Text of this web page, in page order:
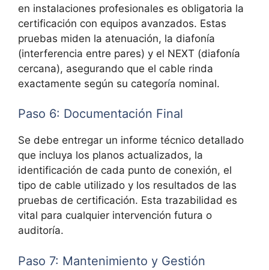
en instalaciones profesionales es obligatoria la
certificación con equipos avanzados. Estas
pruebas miden la atenuación, la diafonía
(interferencia entre pares) y el NEXT (diafonía
cercana), asegurando que el cable rinda
exactamente según su categoría nominal.
Paso 6: Documentación Final
Se debe entregar un informe técnico detallado
que incluya los planos actualizados, la
identificación de cada punto de conexión, el
tipo de cable utilizado y los resultados de las
pruebas de certificación. Esta trazabilidad es
vital para cualquier intervención futura o
auditoría.
Paso 7: Mantenimiento y Gestión